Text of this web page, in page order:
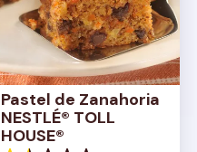
Pastel de Zanahoria
NESTLÉ® TOLL
HOUSE®